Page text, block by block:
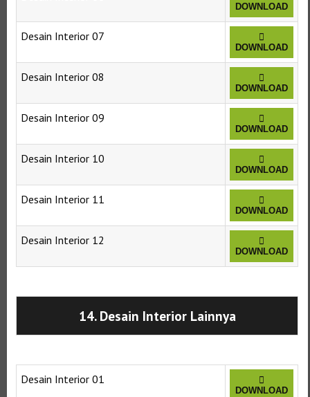
DOWNLOAD
Desain Interior 07
DOWNLOAD
Desain Interior 08
DOWNLOAD
Desain Interior 09
DOWNLOAD
Desain Interior 10
DOWNLOAD
Desain Interior 11
DOWNLOAD
Desain Interior 12
DOWNLOAD
14. Desain Interior Lainnya
Desain Interior 01
DOWNLOAD